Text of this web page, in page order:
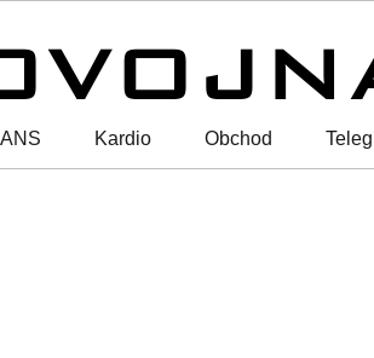
ANS Kardio Obchod